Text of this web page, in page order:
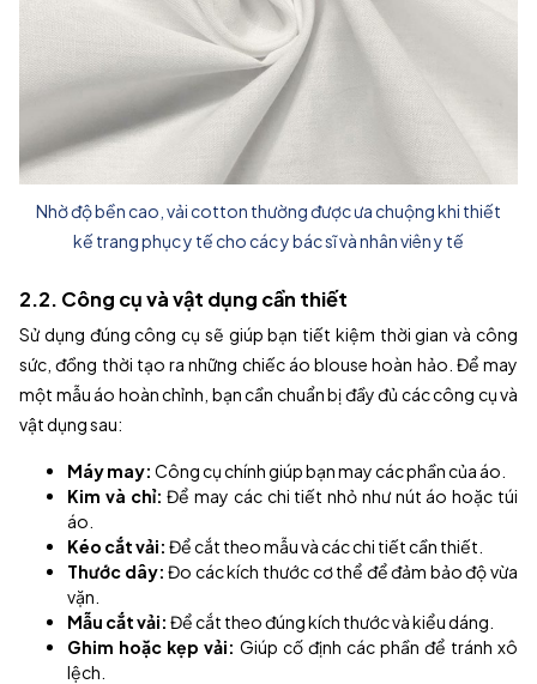
Nhờ độ bền cao, vải cotton thường được ưa chuộng khi thiết
kế trang phục y tế cho các y bác sĩ và nhân viên y tế
2.2. Công cụ và vật dụng cần thiết
Sử dụng đúng công cụ sẽ giúp bạn tiết kiệm thời gian và công
sức, đồng thời tạo ra những chiếc áo blouse hoàn hảo. Để may
một mẫu áo hoàn chỉnh, bạn cần chuẩn bị đầy đủ các công cụ và
vật dụng sau:
Máy may: Công cụ chính giúp bạn may các phần của áo.
Kim và chỉ: Để may các chi tiết nhỏ như nút áo hoặc túi
áo.
Kéo cắt vải: Để cắt theo mẫu và các chi tiết cần thiết.
Thước dây:Đo các kích thước cơ thể để đảm bảo độ vừa
vặn.
Mẫu cắt vải: Để cắt theo đúng kích thước và kiểu dáng.
Ghim hoặc kẹp vải: Giúp cố định các phần để tránh xô
lệch.